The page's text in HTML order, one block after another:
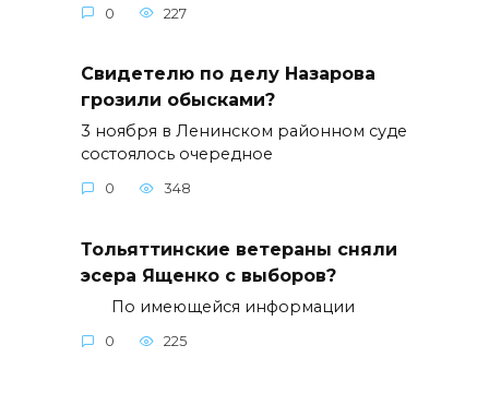
0 227
Свидетелю по делу Назарова
грозили обысками?
3 ноября в Ленинском районном суде
состоялось очередное
0 348
Тольяттинские ветераны сняли
эсера Ященко с выборов?
По имеющейся информации
0 225